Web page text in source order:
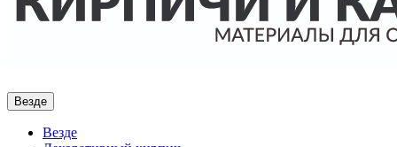
Везде
Везде